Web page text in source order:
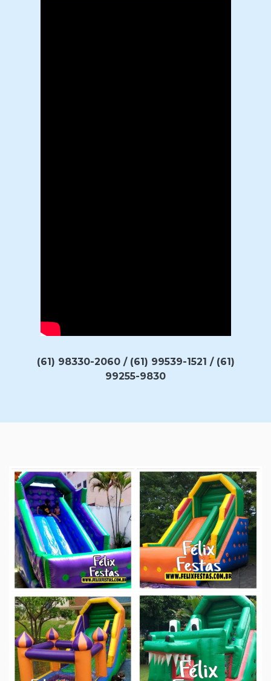
(61) 98330-2060 / (61) 99539-1521 / (61)
99255-9830